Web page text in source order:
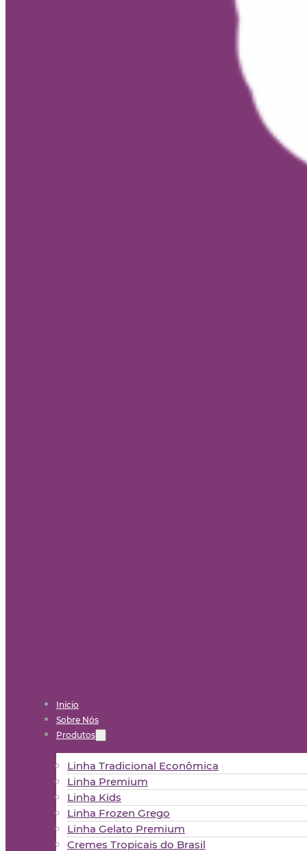
Início
Sobre Nós
Produtos
Linha Tradicional Econômica
Linha Premium
Linha Kids
Linha Frozen Grego
Linha Gelato Premium
Cremes Tropicais do Brasil